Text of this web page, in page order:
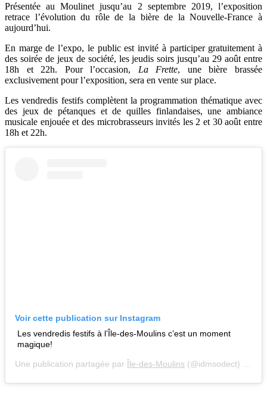
Présentée au Moulinet jusqu’au 2 septembre 2019, l’exposition
retrace l’évolution du rôle de la bière de la Nouvelle-France à
aujourd’hui.
En marge de l’expo, le public est invité à participer gratuitement à
des soirée de jeux de société, les jeudis soirs jusqu’au 29 août entre
18h et 22h. Pour l’occasion, La Frette, une bière brassée
exclusivement pour l’exposition, sera en vente sur place.
Les vendredis festifs complètent la programmation thématique avec
des jeux de pétanques et de quilles finlandaises, une ambiance
musicale enjouée et des microbrasseurs invités les 2 et 30 août entre
18h et 22h.
Voir cette publication sur Instagram
Les vendredis festifs à l’Île-des-Moulins c’est un moment
magique!
Une publication partagée par Île-des-Moulins (@idmsodect) le 5 Juil. 2019 à 6 :11 PDT